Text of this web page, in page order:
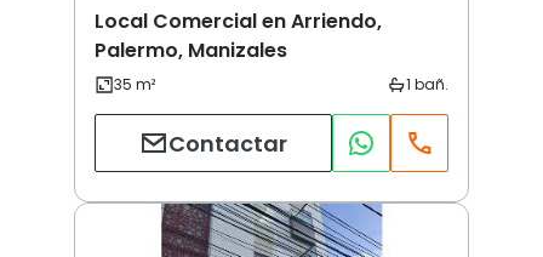
Local Comercial en Arriendo,
Palermo, Manizales
Contactar